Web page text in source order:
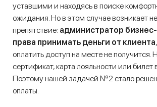
уставшими и находясь в поиске
ожидания. Но в этом случае возникает
препятствие: администратор
права принимать деньги от клиента
оплатить доступ на месте не получится.
сертификат, карта лояльности или билет
Поэтому нашей задачей №2 стало
оплаты.